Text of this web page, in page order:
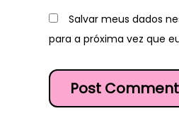
Salvar meus dados
para a próxima vez que